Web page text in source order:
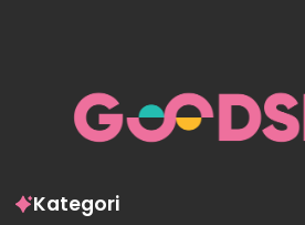
Kategori